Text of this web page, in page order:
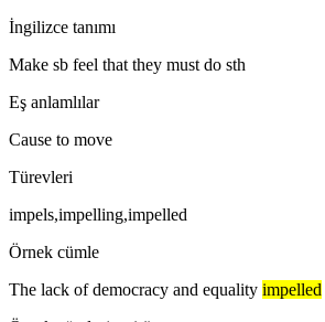
İngilizce tanımı
Make sb feel that they must do sth
Eş anlamlılar
Cause to move
Türevleri
impels,impelling,impelled
Örnek cümle
The lack of democracy and equality impelled